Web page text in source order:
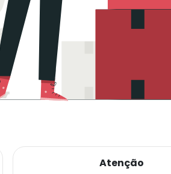
Atenção